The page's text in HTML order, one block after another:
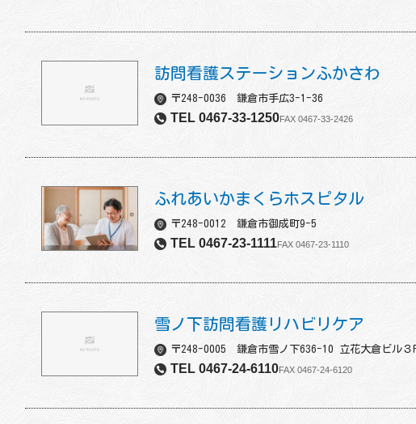
訪問看護ステーションふかさわ
〒248-0036 鎌倉市手広3-1-36
TEL 0467-33-1250FAX 0467-33-2426
ふれあいかまくらホスピタル
〒248-0012 鎌倉市御成町9-5
TEL 0467-23-1111FAX 0467-23-1110
雪ノ下訪問看護リハビリケア
〒248-0005 鎌倉市雪ノ下636-10 立花大倉ビル３
TEL 0467-24-6110FAX 0467-24-6120